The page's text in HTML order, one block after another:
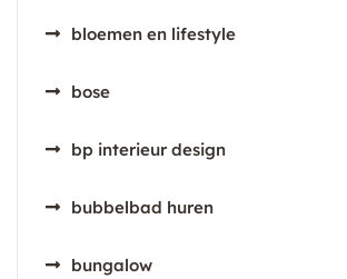
bloemen en lifestyle
bose
bp interieur design
bubbelbad huren
bungalow